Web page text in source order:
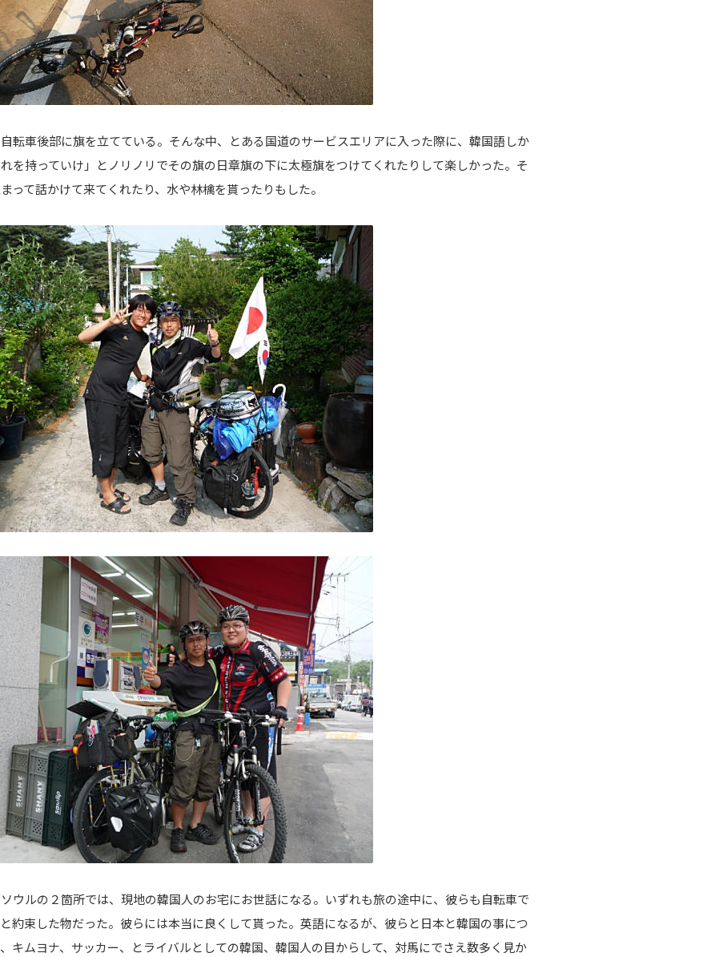
転車後部に旗を立てている。そんな中、とある国道のサービスエリアに入った際に、韓国語しか
を持っていけ」とノリノリでその旗の日章旗の下に太極旗をつけてくれたりして楽しかった。そ
って話かけて来てくれたり、水や林檎を貰ったりもした。
ウルの２箇所では、現地の韓国人のお宅にお世話になる。いずれも旅の途中に、彼らも自転車で
約束した物だった。彼らには本当に良くして貰った。英語になるが、彼らと日本と韓国の事につ
キムヨナ、サッカー、とライバルとしての韓国、韓国人の目からして、対馬にでさえ数多く見か